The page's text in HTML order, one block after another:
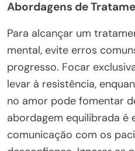
Abordagens de
Para alcançar um
mental, evite erros
progresso. Focar
levar à resistência,
no amor pode fomentar
abordagem equilibrada é
comunicação com os